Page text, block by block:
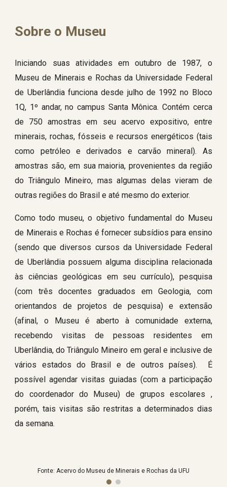
Sobre o Museu
Iniciando suas atividades em outubro de 1987, o
Museu de Minerais e Rochas da Universidade Federal
de Uberlândia funciona desde julho de 1992 no Bloco
1Q, 1º andar, no campus Santa Mônica. Contém cerca
de 750 amostras em seu acervo expositivo, entre
minerais, rochas, fósseis e recursos energéticos (tais
como petróleo e derivados e carvão mineral). As
amostras são, em sua maioria, provenientes da região
do Triângulo Mineiro, mas algumas delas vieram de
outras regiões do Brasil e até mesmo do exterior.
Como todo museu, o objetivo fundamental do Museu
de Minerais e Rochas é fornecer subsídios para ensino
(sendo que diversos cursos da Universidade Federal
de Uberlândia possuem alguma disciplina relacionada
às ciências geológicas em seu currículo), pesquisa
(com três docentes graduados em Geologia, com
orientandos de projetos de pesquisa) e extensão
(afinal, o Museu é aberto à comunidade externa,
recebendo visitas de pessoas residentes em
Uberlândia, do Triângulo Mineiro em geral e inclusive de
vários estados do Brasil e de outros países). É
possível agendar visitas guiadas (com a participação
do coordenador do Museu) de grupos escolares ,
porém, tais visitas são restritas a determinados dias
da semana.
Fonte: Acervo do Museu de Minerais e Rochas da UFU